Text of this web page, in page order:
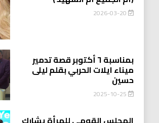
2026-03-20
بمناسبة ٦ أكتوبر قصة تدمير
ميناء ايلات الحربي بقلم ليلى
حسين
2025-10-25